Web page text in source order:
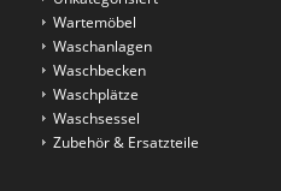
Wartemöbel
Waschanlagen
Waschbecken
Waschplätze
Waschsessel
Zubehör & Ersatzteile